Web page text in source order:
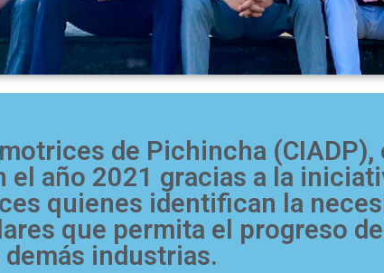
de Pichincha
año 2021 gracias a la
quienes identifican la
que permita el progreso
industrias.